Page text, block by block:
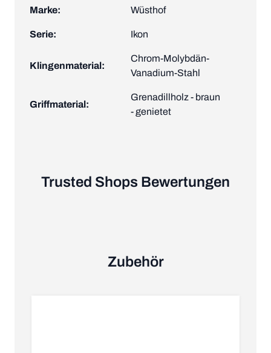
Marke: Wüsthof
Serie: Ikon
Klingenmaterial:
Chrom-Molybdän-
Vanadium-Stahl
Griffmaterial:
Grenadillholz - braun
- genietet
Trusted Shops Bewertungen
Zubehör